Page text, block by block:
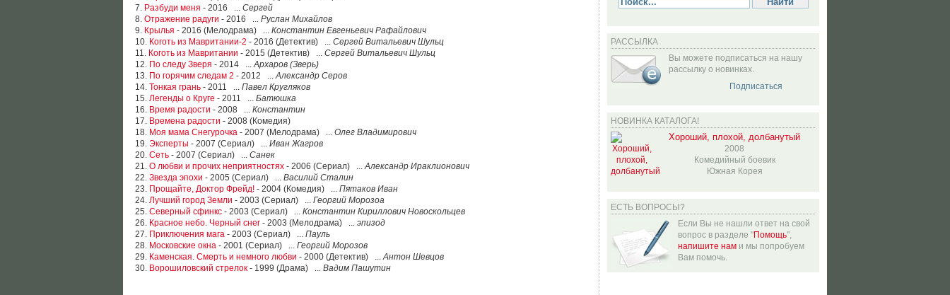
7. Разбуди меня - 2016 ... Сергей
8. Отражение радуги - 2016 ... Руслан Михайлов
9. Крылья - 2016 (Мелодрама) ... Константин Евгеньевич Рафайлович
10. Коготь из Мавритании-2 - 2016 (Детектив) ... Сергей Витальевич Шульц
11. Коготь из Мавритании - 2015 (Детектив) ... Сергей Витальевич Шульц
12. По следу Зверя - 2014 ...Архаров (Зверь)
13. По горячим следам 2 - 2012 ...Александр Серов
14. Тонкая грань - 2011 ... Павел Кругляков
15. Легенды о Круге - 2011 ... Батюшка
16. Время радости - 2008 ... Константин
17. Времена радости - 2008 (Комедия)
18. Моя мама Снегурочка - 2007 (Мелодрама) ... Олег Владимирович
19. Эксперты - 2007 (Сериал) ... Иван Жагров
20. Сеть - 2007 (Сериал) ... Санек
21. О любви и прочих неприятностях - 2006 (Сериал) ...Александр Ираклионович
22. Звезда эпохи - 2005 (Сериал) ... Василий Сталин
23. Прощайте, Доктор Фрейд! - 2004 (Комедия) ... Пятаков Иван
24. Лучший город Земли - 2003 (Сериал) ... Георгий Морозоа
25. Северный сфинкс - 2003 (Сериал) ... Константин Кириллович Новоскольцев
26. Красное небо. Черный снег - 2003 (Мелодрама) ... эпизод
27. Приключения мага - 2003 (Сериал) ... Пауль
28. Московские окна - 2001 (Сериал) ... Георгий Морозов
29. Каменская. Смерть и немного любви - 2000 (Детектив) ...Антон Шевцов
30. Ворошиловский стрелок - 1999 (Драма) ... Вадим Пашутин
РАССЫЛКА
Вы можете подписаться на нашу
рассылку о новинках.
Подписаться
НОВИНКА КАТАЛОГА!
Хороший, плохой, долбанутый
2008
Комедийный боевик
Южная Корея
ЕСТЬ ВОПРОСЫ?
Если Вы не нашли ответ на свой
вопрос в разделе "Помощь",
напишите нам и мы попробуем
Вам помочь.